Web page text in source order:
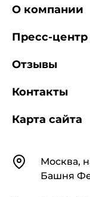
КонтактыМосква,
Башня
О компании
Пресс-центр
Отзывы
Контакты
Карта сайта